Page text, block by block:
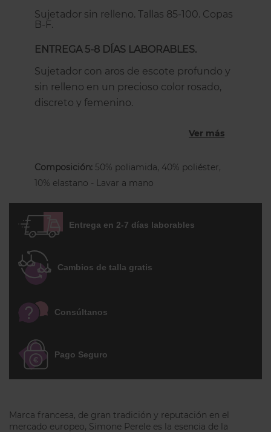
Sujetador sin relleno. Tallas 85-100. Copas
B-F.
ENTREGA 5-8 DÍAS LABORABLES.
Sujetador con aros de escote profundo y
sin relleno en un precioso color rosado,
discreto y femenino.
pañuelo que enfatiza la profundidad del
envolvente, garantizando una gran
comodidad y sujeción hasta la copa F. Su
exclusivo diseño en guipur labrado sober
tul transparente unido a la pureza de sus
líneas lo hacen una prenda única.
Los tirantes regulables son finos y el
separador, el faldón y la espalda son en
resistente malla. La espalda es en escote
chimenea, más alta a partir de la copa D
para garantizar una perfecta sujeción.
* Las modelos usan la talla 90B y talla 95D
respectivamente.
Ver más
Composición: 50% poliamida, 40% poliéster,
10% elastano - Lavar a mano
Entrega en 2-7 días laborables
Cambios de talla gratis
Consúltanos
Pago Seguro
Marca francesa, de gran tradición y reputación en el
mercado europeo, Simone Perele es la esencia de la